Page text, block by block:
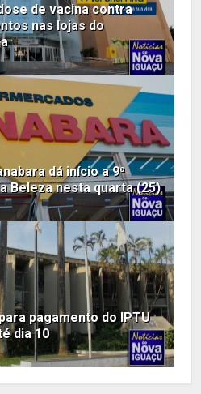
de vacina contra
nas lojas do
dá início a 9ª
Beleza nesta quarta (25)
pagamento do IPTU
dia 10